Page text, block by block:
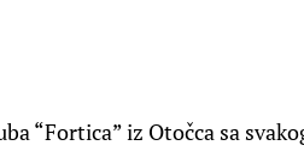
“Fortica” iz Otočca sa